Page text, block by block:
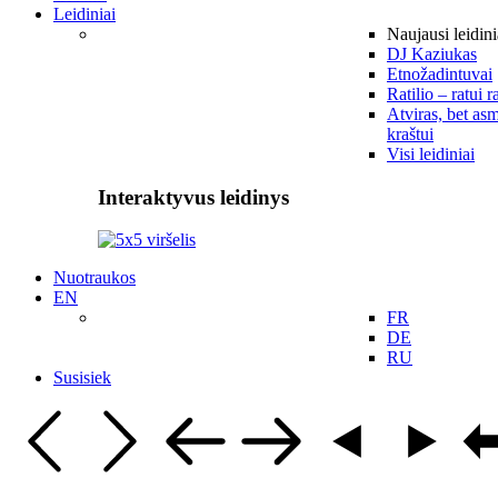
Leidiniai
Naujausi
DJ Kaziukas
Etnožadintuvai
Ratilio – ratui
Atviras, bet
kraštui
Visi leidiniai
Interaktyvus leidinys
Nuotraukos
EN
FR
DE
RU
Susisiek